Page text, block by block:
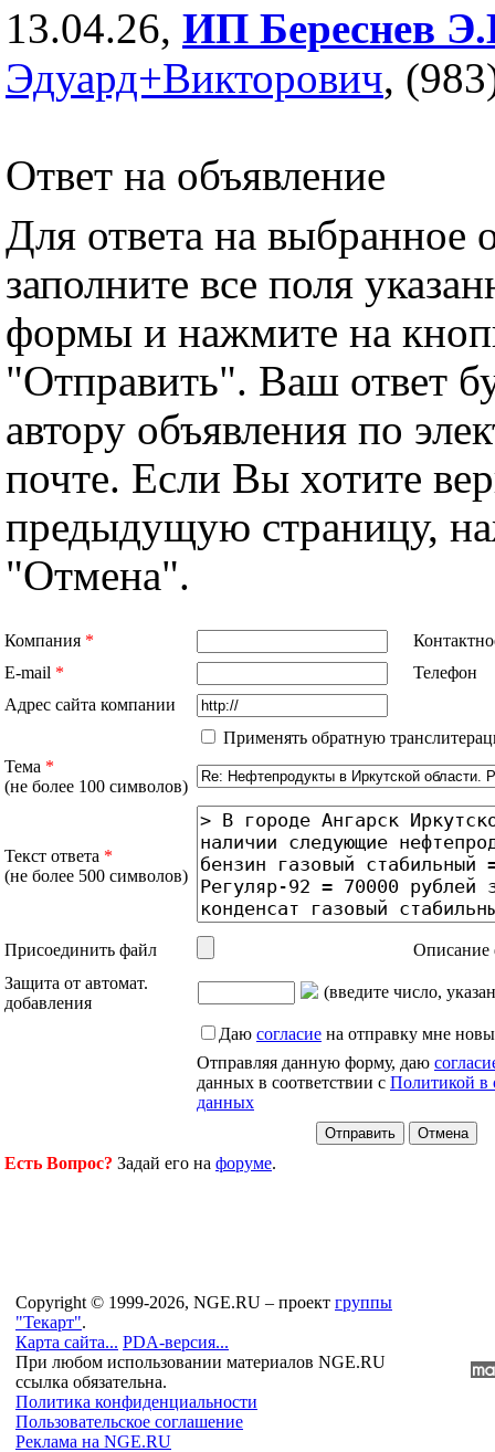
13.04.26, ИП Береснев
Эдуард+Викторович,
Ответ на объявление
Для ответа на выбранное
заполните все поля
формы и нажмите на
"Отправить". Ваш ответ
автору объявления по
почте. Если Вы хотите
предыдущую страницу,
"Отмена".
Компания *
E-mail *
Телефон
Адрес сайта компании
Применять обратную
Тема *
(не более 100 символов)
Текст ответа *
(не более 500 символов)
Присоединить файл
Описание
Защита от автомат.
добавления
(введите число,
Даю согласие на отправку мне
Отправляя данную форму, даю
данных в соответствии с Политикой в
данных
Есть Вопрос? Задай его на форуме.
Copyright © 1999-2026, NGE.RU – проект группы
"Текарт".
Карта сайта... PDA-версия...
При любом использовании материалов NGE.RU
ссылка обязательна.
Политика конфиденциальности
Пользовательское соглашение
Реклама на NGE.RU